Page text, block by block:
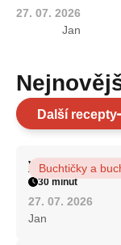
27. 07. 2026
Jan
Další recepty
Vláčná
Buchtičky a
30 minut
27. 07. 2026
Jan